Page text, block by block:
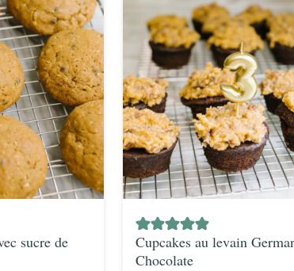
sucre de
Cupcakes au levain
Chocolate